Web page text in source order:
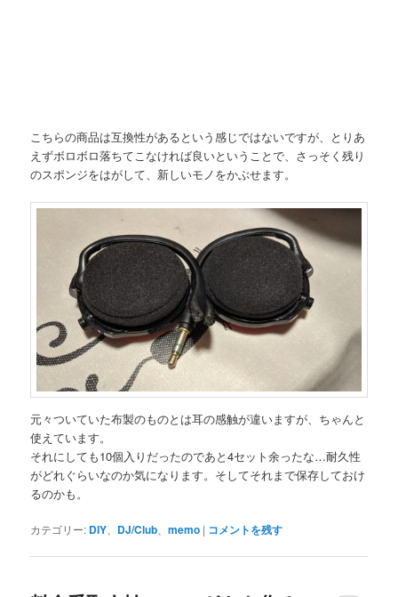
こちらの商品は互換性があるという感じではないですが、とりあ
えずボロボロ落ちてこなければ良いということで、さっそく残り
のスポンジをはがして、新しいモノをかぶせます。
元々ついていた布製のものとは耳の感触が違いますが、ちゃんと
使えています。
それにしても10個入りだったのであと4セット余ったな…耐久性
がどれぐらいなのか気になります。そしてそれまで保存しておけ
るのかも。
カテゴリー: DIY DJ/Club 、memo | コメントを残す